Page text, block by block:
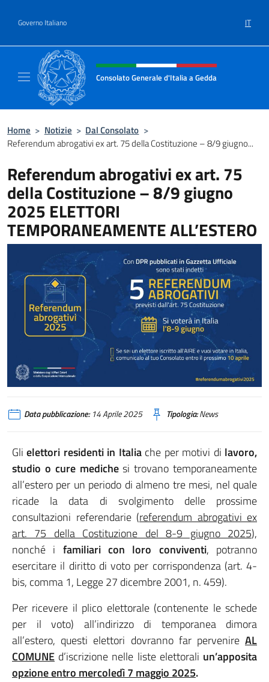
Governo Italiano IT
Intestazione sito, social e menù
Consolato Generale d'Italia a Gedda
Home > Notizie > Dal Consolato >
Referendum abrogativi ex art. 75 della Costituzione – 8/9 giugno...
Referendum abrogativi ex art. 75
della Costituzione – 8/9 giugno
2025 ELETTORI
TEMPORANEAMENTE ALL’ESTERO
Data pubblicazione:14 Aprile 2025 Tipologia:News
Glielettori residenti in Italiache per motivi di lavoro,
studio o cure medichesi trovano temporaneamente
all’estero per un periodo di almeno tre mesi, nel quale
ricade la data di svolgimento delle prossime
consultazioni referendarie (referendum abrogativi ex
art. 75 della Costituzione del 8-9 giugno 2025),
nonché i familiari con loro conviventi, potranno
esercitare il diritto di voto per corrispondenza (art. 4-
bis, comma 1, Legge 27 dicembre 2001, n. 459).
Per ricevere il plico elettorale (contenente le schede
per il voto) all’indirizzo di temporanea dimora
all’estero, questi elettori dovranno far pervenire AL
COMUNE d’iscrizione nelle liste elettorali un’apposita
opzione entro mercoledì 7 maggio 2025.